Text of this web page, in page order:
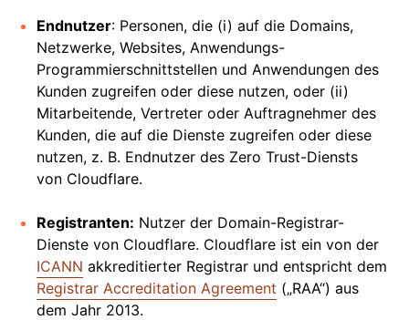
Endnutzer: Personen, die (i) auf die Domains,
Netzwerke, Websites, Anwendungs-
Programmierschnittstellen und Anwendungen des
Kunden zugreifen oder diese nutzen, oder (ii)
Mitarbeitende, Vertreter oder Auftragnehmer des
Kunden, die auf die Dienste zugreifen oder diese
nutzen, z. B. Endnutzer des Zero Trust-Diensts
von Cloudflare.
Registranten: Nutzer der Domain-Registrar-
Dienste von Cloudflare. Cloudflare ist ein von der
ICANN akkreditierter Registrar und entspricht dem
Registrar Accreditation Agreement („RAA“) aus
dem Jahr 2013.